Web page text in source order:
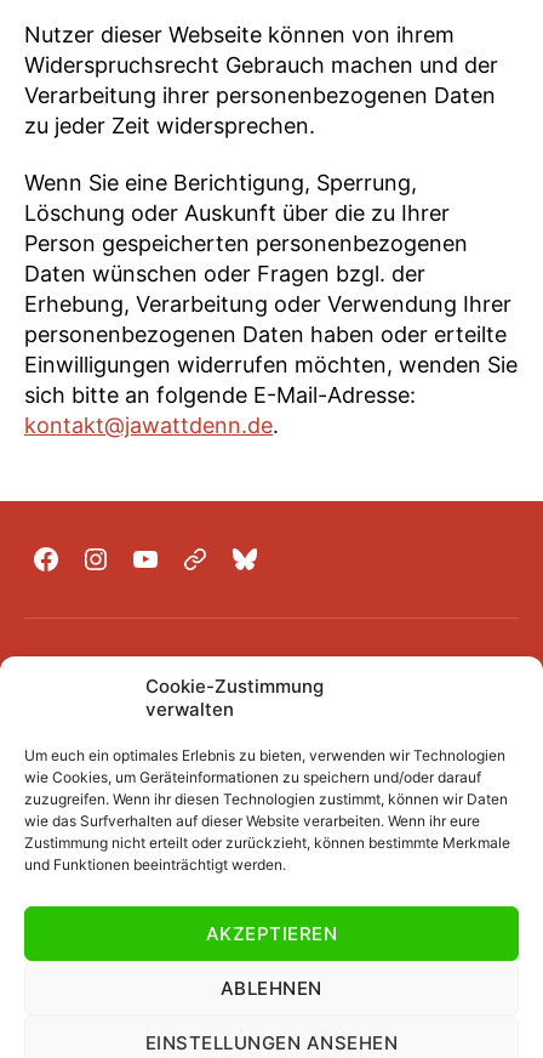
Cookie-Zustimmung
verwalten
Um euch ein optimales Erlebnis zu bieten, verwenden wir Technologien
wie Cookies, um Geräteinformationen zu speichern und/oder darauf
zuzugreifen. Wenn ihr diesen Technologien zustimmt, können wir Daten
wie das Surfverhalten auf dieser Website verarbeiten. Wenn ihr eure
Zustimmung nicht erteilt oder zurückzieht, können bestimmte Merkmale
und Funktionen beeinträchtigt werden.
AKZEPTIEREN
ABLEHNEN
EINSTELLUNGEN ANSEHEN
Nutzer dieser Webseite können von ihrem
Widerspruchsrecht Gebrauch machen und der
Verarbeitung ihrer personenbezogenen Daten
zu jeder Zeit widersprechen.
Wenn Sie eine Berichtigung, Sperrung,
Löschung oder Auskunft über die zu Ihrer
Person gespeicherten personenbezogenen
Daten wünschen oder Fragen bzgl. der
Erhebung, Verarbeitung oder Verwendung Ihrer
personenbezogenen Daten haben oder erteilte
Einwilligungen widerrufen möchten, wenden Sie
sich bitte an folgende E-Mail-Adresse:
kontakt@jawattdenn.de.
FacebookInstagram
YouTubeMastodon
Bluesky
Kurze Fuffzehn
Beiträge vor 2007/2008
Datenschutzerklärung
Impressum
© 2026Jawattdenn.de Nach oben↑